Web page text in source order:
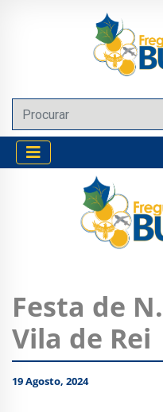
Festa de
Vila de Rei
19 Agosto, 2024